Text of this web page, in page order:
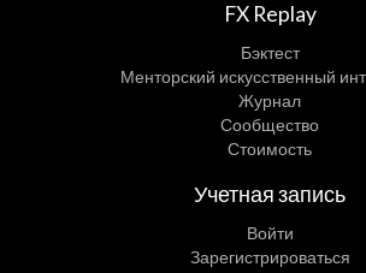
FX Replay
Бэктест
Менторский искусственный
Журнал
Сообщество
Стоимость
Учетная запись
Войти
Зарегистрироваться